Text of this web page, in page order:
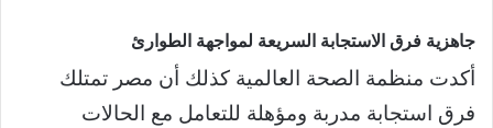
جاهزية فرق الاستجابة السريعة لمواجهة الطوارئ
أكدت منظمة الصحة العالمية كذلك أن مصر تمتلك
فرق استجابة مدربة ومؤهلة للتعامل مع الحالات